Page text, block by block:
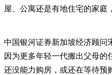
屋、公寓还是有地住宅的家庭
中国银河证券新加坡经济顾问
因为更多年轻一代搬出父母的
还没能力购房，或还在等待预